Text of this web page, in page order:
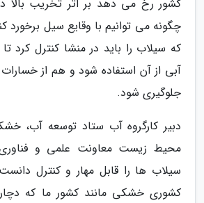
کشور رخ می دهد بر اثر تخریب
چگونه می توانیم با وقایع سیل برخورد
که سیلاب را باید در منشا کنترل کرد
آبی از آن استفاده شود و هم از
جلوگیری شود.
دبیر کارگروه آب ستاد توسعه آب،
محیط زیست معاونت علمی و
سیلاب ها را قابل مهار و کنترل
کشوری خشکی مانند کشور ما که